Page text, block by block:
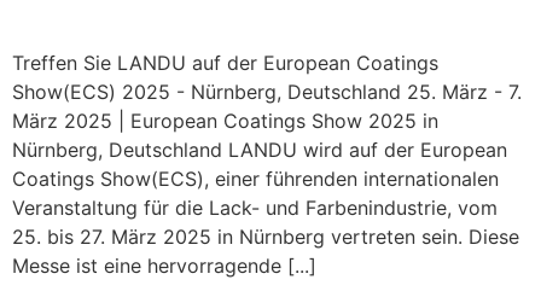
Treffen Sie LANDU auf der European Coatings
Show(ECS) 2025 - Nürnberg, Deutschland 25. März - 7.
März 2025 | European Coatings Show 2025 in
Nürnberg, Deutschland LANDU wird auf der European
Coatings Show(ECS), einer führenden internationalen
Veranstaltung für die Lack- und Farbenindustrie, vom
25. bis 27. März 2025 in Nürnberg vertreten sein. Diese
Messe ist eine hervorragende [...]